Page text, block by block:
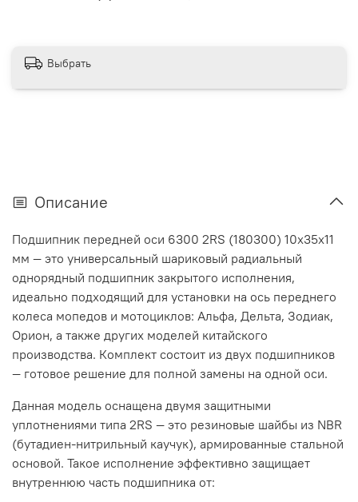
Выбрать
Описание
Подшипник передней оси 6300 2RS (180300) 10x35x11
мм — это универсальный шариковый радиальный
однорядный подшипник закрытого исполнения,
идеально подходящий для установки на ось переднего
колеса мопедов и мотоциклов: Альфа, Дельта, Зодиак,
Орион, а также других моделей китайского
производства. Комплект состоит из двух подшипников
— готовое решение для полной замены на одной оси.
Данная модель оснащена двумя защитными
уплотнениями типа 2RS — это резиновые шайбы из NBR
(бутадиен-нитрильный каучук), армированные стальной
основой. Такое исполнение эффективно защищает
внутреннюю часть подшипника от: